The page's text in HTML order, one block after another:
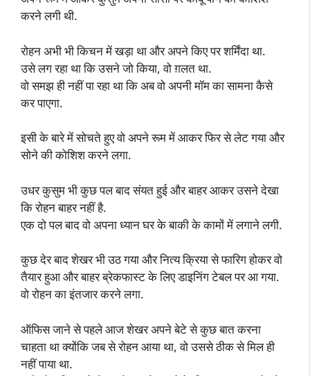
करने लगी थी.
रोहन अभी भी किचन में खड़ा था और अपने किए पर शर्मिंदा था.
उसे लग रहा था कि उसने जो किया, वो ग़लत था.
वो समझ ही नहीं पा रहा था कि अब वो अपनी मॉम का सामना कैसे
कर पाएगा.
इसी के बारे में सोचते हुए वो अपने रूम में आकर फिर से लेट गया और
सोने की कोशिश करने लगा.
उधर कुसुम भी कुछ पल बाद संयत हुई और बाहर आकर उसने देखा
कि रोहन बाहर नहीं है.
एक दो पल बाद वो अपना ध्यान घर के बाकी के कामों में लगाने लगी.
कुछ देर बाद शेखर भी उठ गया और नित्य क्रिया से फारिग होकर वो
तैयार हुआ और बाहर ब्रेकफास्ट के लिए डाइनिंग टेबल पर आ गया.
वो रोहन का इंतजार करने लगा.
ऑफिस जाने से पहले आज शेखर अपने बेटे से कुछ बात करना
चाहता था क्योंकि जब से रोहन आया था, वो उससे ठीक से मिल ही
नहीं पाया था.